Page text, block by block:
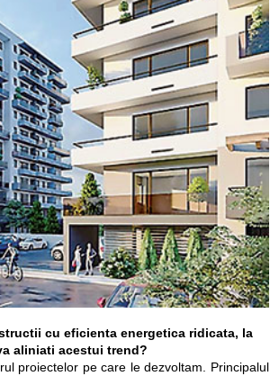
cu eficienta energetica ridicata, la
aliniati acestui trend?
proiectelor pe care le dezvoltam. Principalul